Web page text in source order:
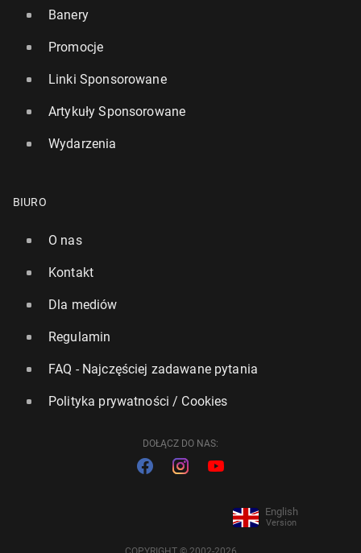
Banery
Promocje
Linki Sponsorowane
Artykuły Sponsorowane
Wydarzenia
BIURO
O nas
Kontakt
Dla mediów
Regulamin
FAQ - Najczęściej zadawane pytania
Polityka prywatności / Cookies
DOŁĄCZ DO NAS:
English
Version